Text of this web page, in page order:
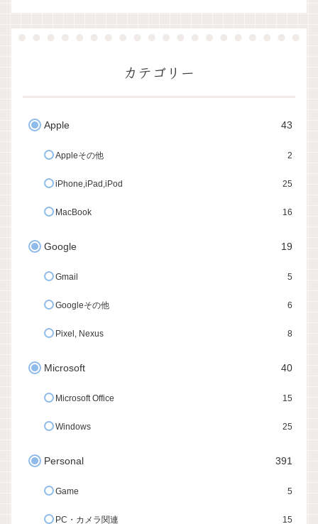
カテゴリー
Apple 43
Appleその他 2
iPhone,iPad,iPod 25
MacBook 16
Google 19
Gmail 5
Googleその他 6
Pixel, Nexus 8
Microsoft 40
Microsoft Office 15
Windows 25
Personal 391
Game 5
PC・カメラ関連 15